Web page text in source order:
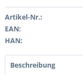
Artikel-Nr.:
EAN:
HAN:
Beschreibung